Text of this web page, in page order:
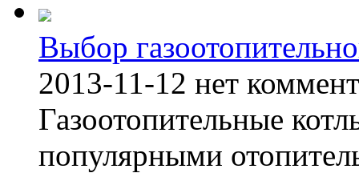
Выбор
2013-11-12 нет
Газоотопительные
популярными